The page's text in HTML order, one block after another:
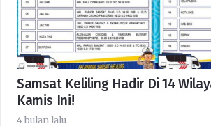
Samsat Keliling Hadir Di 14
Kamis Ini!
4 bulan lalu